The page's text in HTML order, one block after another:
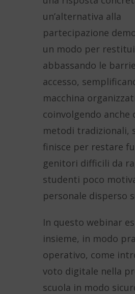
un’alternativa alla
partecipazione
un modo per
abbassando le
accesso,
macchina
coinvolgendo anche
metodi tradizionali,
finisce per restare
genitori difficili da
studenti poco
personale disperso
In questo webinar
insieme, in modo
operativo, come
voto digitale nella
scuola in modo